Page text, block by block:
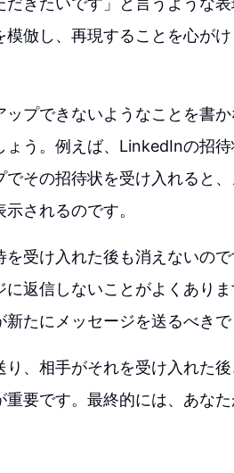
倣し、再現することを心が
プできないようなことを書
ょう。例えば、LinkedInの招
その招待状を受け入れると
されるのです。
受け入れた後も消えないの
返信しないことがよくあり
たにメッセージを送るべきで
、相手がそれを受け入れた
重要です。最終的には、あな